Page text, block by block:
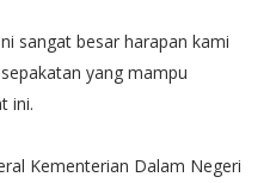
sangat besar harapan kami
yang mampu
ini.
Kementerian Dalam Negeri